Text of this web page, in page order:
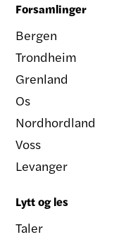
Forsamlinger
Bergen
Trondheim
Grenland
Os
Nordhordland
Voss
Levanger
Lytt og les
Taler